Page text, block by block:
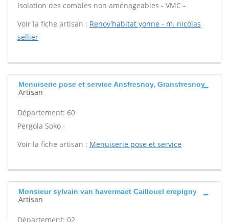
Isolation des combles non aménageables - VMC -
Voir la fiche artisan : Renov'habitat yonne - m. nicolas
sellier
Menuiserie pose et service Ansfresnoy, Gransfresnoy
Artisan
Département: 60
Pergola Soko -
Voir la fiche artisan : Menuiserie pose et service
Monsieur sylvain van havermaet Caillouel crepigny
Artisan
Département: 02